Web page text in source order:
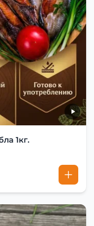
1кг.